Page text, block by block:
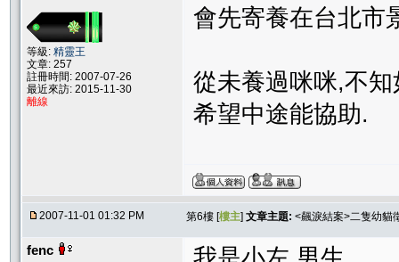
等級: 精靈王
文章: 257
註冊時間: 2007-07-26
最近來訪: 2015-11-30
離線
會先寄養在台北市
從未養過咪咪,不
希望中途能協助.
2007-11-01 01:32 PM 第6樓 [樓主] 文章主題: <飆淚結案>二隻幼貓
fenc